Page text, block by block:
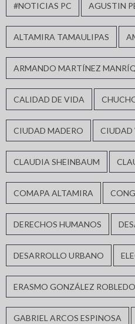
#NOTICIAS PC AGUSTIN
ALTAMIRA TAMAULIPAS
ARMANDO MARTÍNEZ
CALIDAD DE VIDA
CIUDAD MADERO CIUDAD
CLAUDIA SHEINBAUM
COMAPA ALTAMIRA
DERECHOS HUMANOS
DESARROLLO URBANO
ERASMO GONZÁLEZ ROBLEDO
GABRIEL ARCOS ESPINOSA